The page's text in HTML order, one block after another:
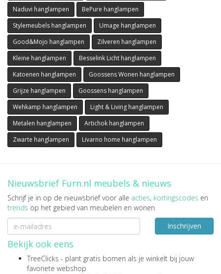
Naduvi hanglampen
BePure hanglampen
Stylemeubels hanglampen
Umage hanglampen
Good&Mojo hanglampen
Zilveren hanglampen
Kleine hanglampen
Besselink Licht hanglampen
Katoenen hanglampen
Goossens Wonen hanglampen
Grijze hanglampen
Goossens hanglampen
Wehkamp hanglampen
Light & Living hanglampen
Metalen hanglampen
Artichok hanglampen
Zwarte hanglampen
Livarno home hanglampen
Nieuwsbrief Furn.nl meubels & nieuws
Schrijf je in op de nieuwsbrief voor alle acties, kortingscodes en
trends op het gebied van meubelen en wonen
Inschrijven
Bekijk ook eens
TreeClicks - plant gratis bomen als je winkelt bij jouw
favoriete webshop